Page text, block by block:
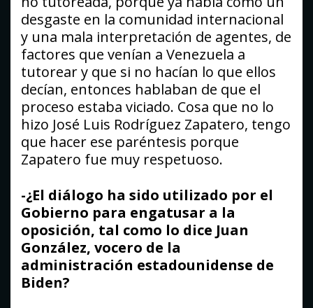
desgaste en la comunidad internacional
y una mala interpretación de agentes, de
factores que venían a Venezuela a
tutorear y que si no hacían lo que ellos
decían, entonces hablaban de que el
proceso estaba viciado. Cosa que no lo
hizo José Luis Rodríguez Zapatero, tengo
que hacer ese paréntesis porque
Zapatero fue muy respetuoso.
-¿El diálogo ha sido utilizado por el
Gobierno para engatusar a la
oposición, tal como lo dice Juan
González, vocero de la
administración estadounidense de
Biden?